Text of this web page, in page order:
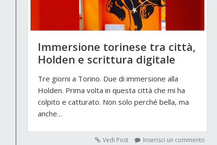
Immersione torinese tra città,
Holden e scrittura digitale
Tre giorni a Torino. Due di immersione alla
Holden. Prima volta in questa città che mi ha
colpito e catturato. Non solo perché bella, ma
anche…
Vedi Post Inserisci un commento